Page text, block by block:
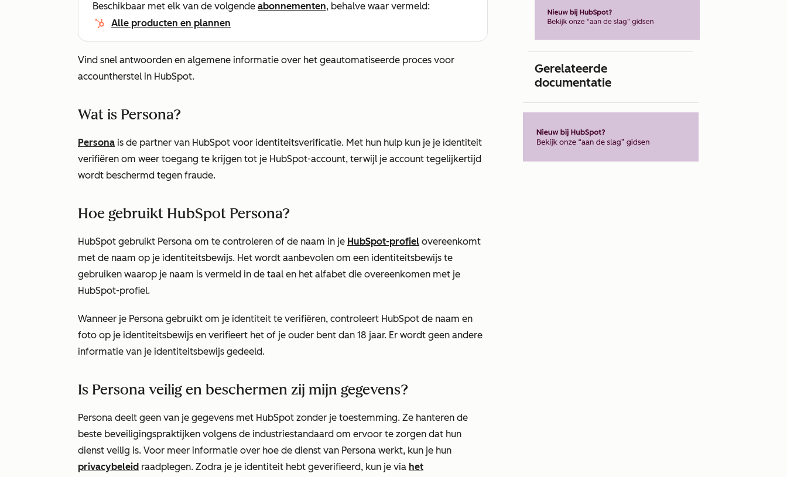
Beschikbaar met elk van de volgende abonnementen, behalve waar vermeld:
Alle producten en plannen
Vind snel antwoorden en algemene informatie over het geautomatiseerde proces voor
accountherstel in HubSpot.
Wat is Persona?
Persona is de partner van HubSpot voor identiteitsverificatie. Met hun hulp kun je je identiteit
verifiëren om weer toegang te krijgen tot je HubSpot-account, terwijl je account tegelijkertijd
wordt beschermd tegen fraude.
Hoe gebruikt HubSpot Persona?
HubSpot gebruikt Persona om te controleren of de naam in je HubSpot-profiel overeenkomt
met de naam op je identiteitsbewijs. Het wordt aanbevolen om een identiteitsbewijs te
gebruiken waarop je naam is vermeld in de taal en het alfabet die overeenkomen met je
HubSpot-profiel.
Wanneer je Persona gebruikt om je identiteit te verifiëren, controleert HubSpot de naam en
foto op je identiteitsbewijs en verifieert het of je ouder bent dan 18 jaar. Er wordt geen andere
informatie van je identiteitsbewijs gedeeld.
Is Persona veilig en beschermen zij mijn gegevens?
Persona deelt geen van je gegevens met HubSpot zonder je toestemming. Ze hanteren de
beste beveiligingspraktijken volgens de industriestandaard om ervoor te zorgen dat hun
dienst veilig is. Voor meer informatie over hoe de dienst van Persona werkt, kun je hun
privacybeleid raadplegen. Zodra je je identiteit hebt geverifieerd, kun je via het
Gerelateerde
documentatie